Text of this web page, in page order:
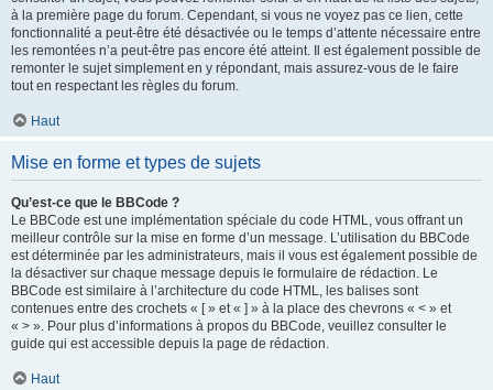
à la première page du forum. Cependant, si vous ne voyez pas ce lien, cette
fonctionnalité a peut-être été désactivée ou le temps d’attente nécessaire entre
les remontées n’a peut-être pas encore été atteint. Il est également possible de
remonter le sujet simplement en y répondant, mais assurez-vous de le faire
tout en respectant les règles du forum.
Haut
Mise en forme et types de sujets
Qu’est-ce que le BBCode ?
Le BBCode est une implémentation spéciale du code HTML, vous offrant un
meilleur contrôle sur la mise en forme d’un message. L’utilisation du BBCode
est déterminée par les administrateurs, mais il vous est également possible de
la désactiver sur chaque message depuis le formulaire de rédaction. Le
BBCode est similaire à l’architecture du code HTML, les balises sont
contenues entre des crochets « [ » et « ] » à la place des chevrons « < » et
« > ». Pour plus d’informations à propos du BBCode, veuillez consulter le
guide qui est accessible depuis la page de rédaction.
Haut